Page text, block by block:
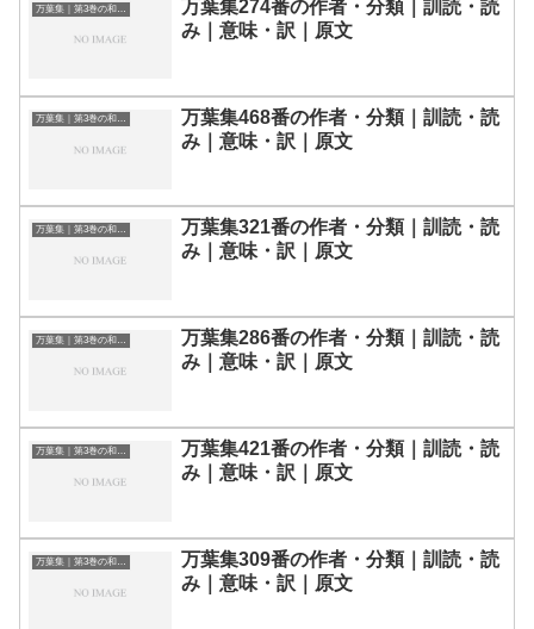
万葉集｜第3巻の和歌一覧
万葉集274番の作者・分類｜訓読・読
み｜意味・訳｜原文
万葉集｜第3巻の和歌一覧
万葉集468番の作者・分類｜訓読・読
み｜意味・訳｜原文
万葉集｜第3巻の和歌一覧
万葉集321番の作者・分類｜訓読・読
み｜意味・訳｜原文
万葉集｜第3巻の和歌一覧
万葉集286番の作者・分類｜訓読・読
み｜意味・訳｜原文
万葉集｜第3巻の和歌一覧
万葉集421番の作者・分類｜訓読・読
み｜意味・訳｜原文
万葉集｜第3巻の和歌一覧
万葉集309番の作者・分類｜訓読・読
み｜意味・訳｜原文